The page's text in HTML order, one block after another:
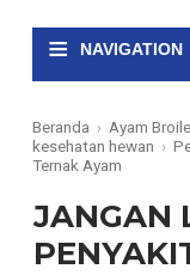
≡ NAVIGATION
Beranda › Ayam
kesehatan hewan ›
Ternak Ayam
JANGAN